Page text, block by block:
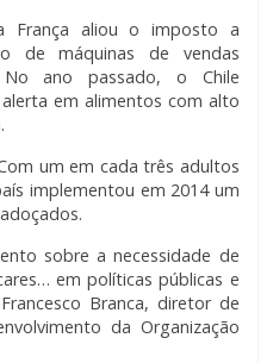
França aliou o imposto a
de máquinas de vendas
No ano passado, o Chile
em alimentos com alto
um em cada três adultos
implementou em 2014 um
sobre a necessidade de
em políticas públicas e
Branca, diretor de
da Organização